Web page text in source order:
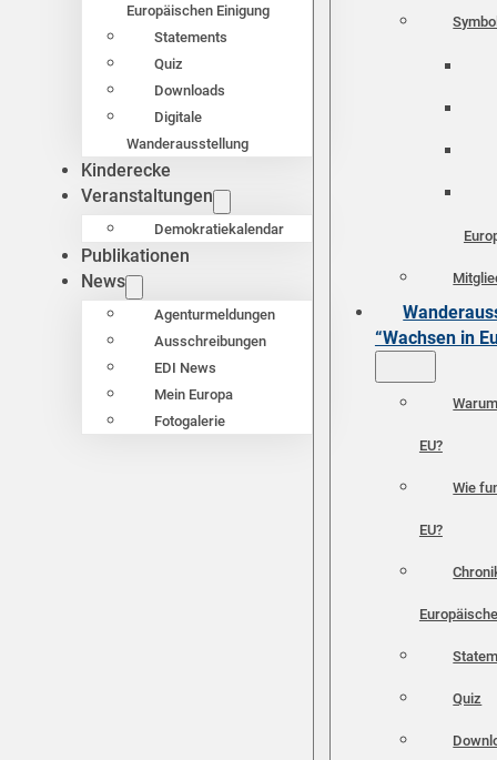
Europäischen Einigung
Statements
Quiz
Downloads
Digitale
Wanderausstellung
Kinderecke
Veranstaltungen
Demokratiekalendar
Publikationen
News
Agenturmeldungen
Ausschreibungen
EDI News
Mein Europa
Fotogalerie
“Wachsen in
EU?
Wie
EU?
Quiz